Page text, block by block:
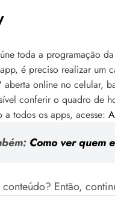
toda a programação
é preciso realizar um
aberta online no celular,
conferir o quadro de
a todos os apps, acesse:
Como ver quem
Então,